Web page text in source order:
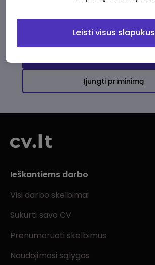
Įjungti priminimą
Ieškantiems darbo
Visi darbo skelbimai
Sukurti savo CV
Prenumeruoti skelbimus
Naudojimosi sąlygos
Leisti visus slapukus